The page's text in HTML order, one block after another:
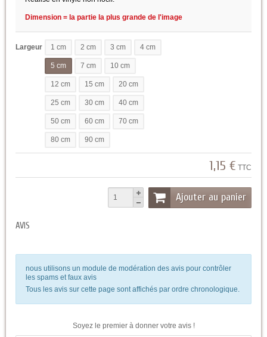
Dimension = la partie la plus grande de l'image
Largeur 1 cm 2 cm 3 cm 4 cm
5 cm 7 cm 10 cm
12 cm 15 cm 20 cm
25 cm 30 cm 40 cm
50 cm 60 cm 70 cm
80 cm 90 cm
1,15 € TTC
Ajouter au panier
AVIS
nous utilisons un module de modération des avis pour contrôler
les spams et faux avis
Tous les avis sur cette page sont affichés par ordre chronologique.
Soyez le premier à donner votre avis !